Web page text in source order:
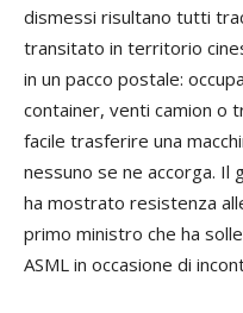
dismessi risultano tutti
transitato in territorio
in un pacco postale:
container, venti camion o
facile trasferire una
nessuno se ne accorga. Il
ha mostrato resistenza
primo ministro che ha
ASML in occasione di